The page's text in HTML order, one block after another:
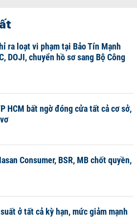
ra loạt vi phạm tại Bảo Tín Mạnh
DOJI, chuyển hồ sơ sang Bộ Công
HCM bất ngờ đóng cửa tất cả cơ sở,
Consumer, BSR, MB chốt quyền,
ở tất cả kỳ hạn, mức giảm mạnh